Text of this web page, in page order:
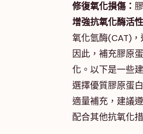
修復氧化損傷：
增強抗氧化酶活性
氧化氫酶(CAT)
因此，補充膠原
化。以下是一些
選擇優質膠原蛋
適量補充，建議
配合其他抗氧化